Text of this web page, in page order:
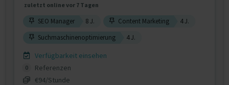
zuletzt online vor 7 Tagen
SEO Manager 8 J. Content Marketing
4 J.
Suchmaschinenoptimierung
4 J.
Verfügbarkeit einsehen
0
Referenzen
€94/Stunde